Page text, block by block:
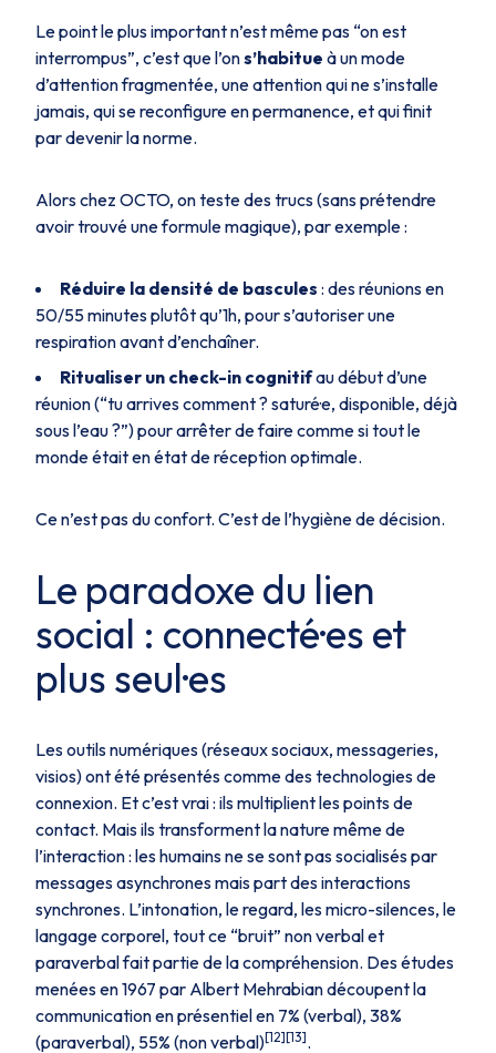
Le point le plus important n’est même pas “on est
interrompus”, c’est que l’ons’habitue à un mode
d’attention fragmentée, une attention qui ne s’installe
jamais, qui se reconfigure en permanence, et qui finit
par devenir la norme.
Alors chez OCTO, on teste des trucs (sans prétendre
avoir trouvé une formule magique), par exemple :
Réduire la densité de bascules : des réunions en
50/55 minutes plutôt qu’1h, pour s’autoriser une
respiration avant d’enchaîner.
Ritualiser un check-in cognitifau début d’une
réunion (“tu arrives comment ? saturé·e, disponible, déjà
sous l’eau ?”) pour arrêter de faire comme si tout le
monde était en état de réception optimale.
Ce n’est pas du confort. C’est de l’hygiène de décision.
Le paradoxe du lien
social : connecté·es et
plus seul·es
Les outils numériques (réseaux sociaux, messageries,
visios) ont été présentés comme des technologies de
connexion. Et c’est vrai : ils multiplient les points de
contact. Mais ils transforment la nature même de
l’interaction : les humains ne se sont pas socialisés par
messages asynchrones mais part des interactions
synchrones. L’intonation, le regard, les micro-silences, le
langage corporel, tout ce “bruit” non verbal et
paraverbal fait partie de la compréhension. Des études
menées en 1967 par Albert Mehrabian découpent la
communication en présentiel en 7% (verbal), 38%
(paraverbal), 55% (non verbal)[12][13].